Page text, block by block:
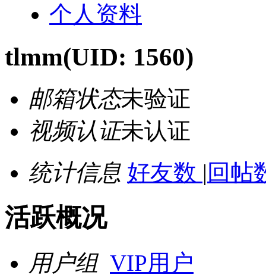
个人资料
tlmm(UID: 1560)
邮箱状态未验证
视频认证未认证
统计信息 好友数 | 回帖
活跃概况
用户组 VIP用户